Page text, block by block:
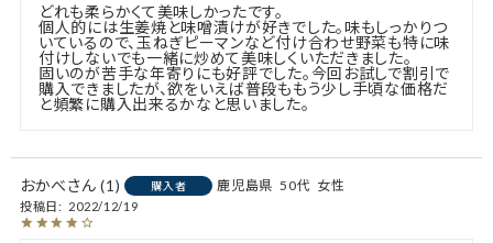
どれも柔らかくて美味しかったです。
個人的には生姜焼と味噌漬けが好きでした。味もしっかりつ
いているので、玉ねぎピーマンなど付け合わせ野菜も特に味
付けしないでも一緒に炒めて美味しくいただきました。
固いのが苦手な年寄りにも好評でした。今回お試しで割引で
購入できましたが、欲をいえば普段ももう少し手頃な価格だ
と頻繁に購入出来るかなと思いました。
おかべ 1 購入者 鹿児島県 50代 女性
投稿日 2022/12/19